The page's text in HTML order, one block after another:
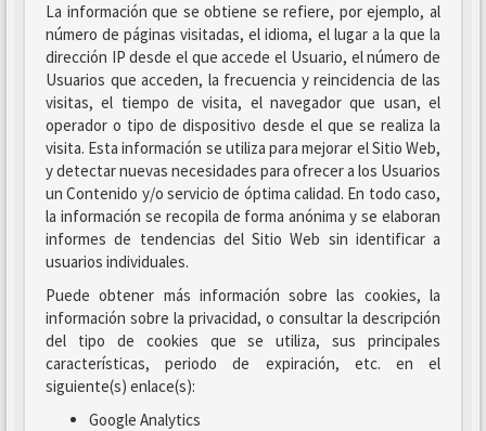
La información que se obtiene se refiere, por ejemplo, al
número de páginas visitadas, el idioma, el lugar a la que la
dirección IP desde el que accede el Usuario, el número de
Usuarios que acceden, la frecuencia y reincidencia de las
visitas, el tiempo de visita, el navegador que usan, el
operador o tipo de dispositivo desde el que se realiza la
visita. Esta información se utiliza para mejorar el Sitio Web,
y detectar nuevas necesidades para ofrecer a los Usuarios
un Contenido y/o servicio de óptima calidad. En todo caso,
la información se recopila de forma anónima y se elaboran
informes de tendencias del Sitio Web sin identificar a
usuarios individuales.
Puede obtener más información sobre las cookies, la
información sobre la privacidad, o consultar la descripción
del tipo de cookies que se utiliza, sus principales
características, periodo de expiración, etc. en el
siguiente(s) enlace(s):
Google Analytics